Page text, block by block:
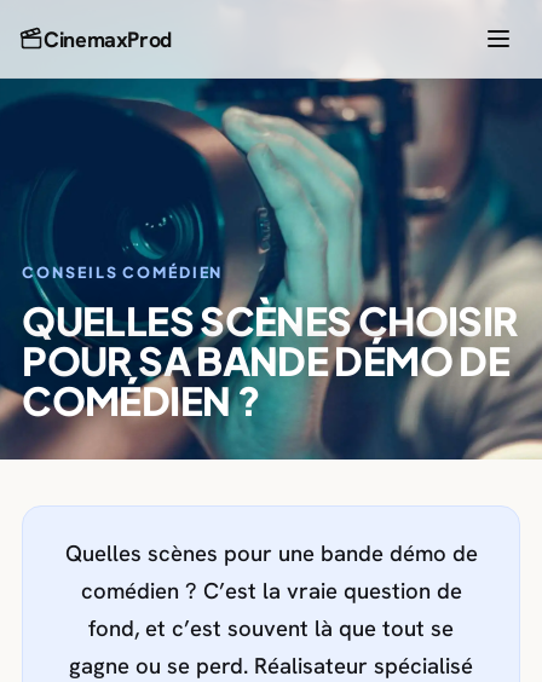
CinemaxProd
CONSEILS COMÉDIEN
QUELLES SCÈNES CHOISIR
POUR SA BANDE DÉMO DE
COMÉDIEN ?
Quelles scènes pour une bande démo de
comédien ? C’est la vraie question de
fond, et c’est souvent là que tout se
gagne ou se perd. Réalisateur spécialisé